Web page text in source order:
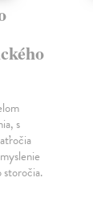
s
storočia.